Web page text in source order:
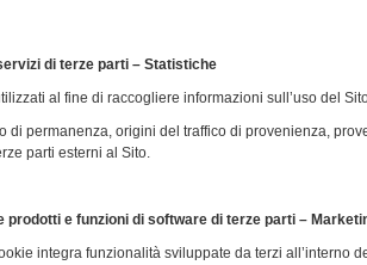
di terze parti – Statistiche
al fine di raccogliere informazioni sull’uso del
di permanenza, origini del traffico di provenienza,
parti esterni al Sito.
prodotti e funzioni di software di terze parti –
integra funzionalità sviluppate da terzi all’interno